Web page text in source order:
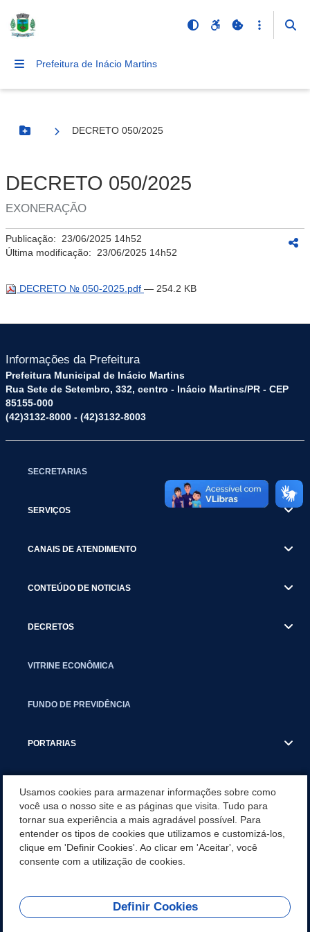
Prefeitura de Inácio Martins
Botão Menu
DECRETO 050/2025
DECRETO 050/2025
EXONERAÇÃO
Publicação: 23/06/2025 14h52
Última modificação: 23/06/2025 14h52
DECRETO № 050-2025.pdf — 254.2 KB
Informações da Prefeitura
Prefeitura Municipal de Inácio Martins
Rua Sete de Setembro, 332, centro - Inácio Martins/PR - CEP
85155-000
(42)3132-8000 - (42)3132-8003
SECRETARIAS
SERVIÇOS
CANAIS DE ATENDIMENTO
CONTEÚDO DE NOTICIAS
DECRETOS
VITRINE ECONÔMICA
FUNDO DE PREVIDÊNCIA
PORTARIAS
CONCURSO/PSS/CONVOCAÇÃO
INCENTIVOS PÚBLICOS À PROJETOS CULTURAIS - INÁCIO
MARTINS PR
REDES SOCIAIS
Usamos cookies para armazenar informações sobre como
você usa o nosso site e as páginas que visita. Tudo para
tornar sua experiência a mais agradável possível. Para
entender os tipos de cookies que utilizamos e customizá-los,
clique em 'Definir Cookies'. Ao clicar em 'Aceitar', você
consente com a utilização de cookies.
Definir Cookies